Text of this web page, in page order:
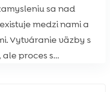
sa nad
medzi nami a
Vytváranie väzby s
proces s...